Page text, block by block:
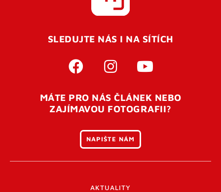
SLEDUJTE NÁS I NA SÍTÍCH
MÁTE PRO NÁS ČLÁNEK NEBO
ZAJÍMAVOU FOTOGRAFII?
NAPIŠTE NÁM
AKTUALITY